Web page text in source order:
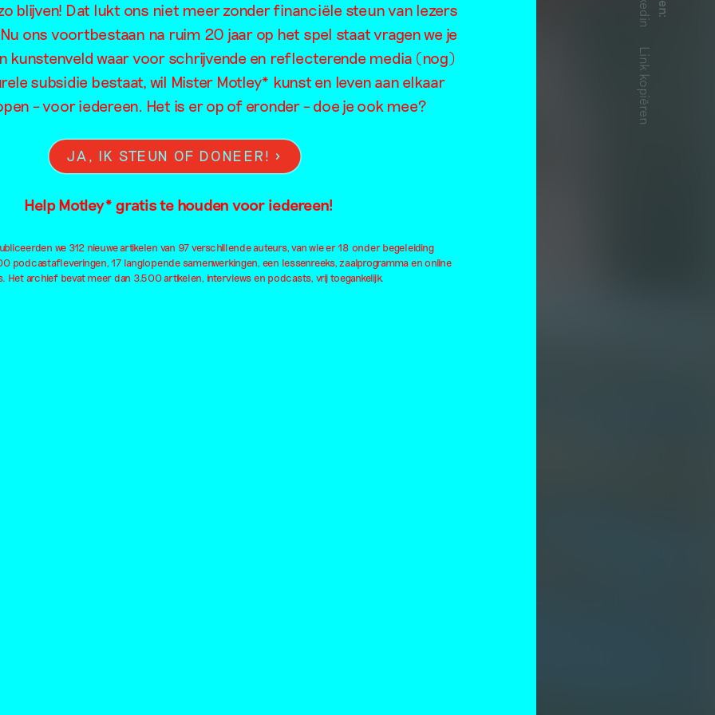
blijven! Dat lukt ons niet meer zonder financiële steun van lezers
ons voortbestaan na ruim 20 jaar op het spel staat vragen we je
kunstenveld waar voor schrijvende en reflecterende media (nog)
subsidie bestaat, wil Mister Motley* kunst en leven aan elkaar
– voor iedereen. Het is er op of eronder – doe je ook mee?
JA, IK STEUN OF DONEER!
Help Motley* gratis te houden voor iedereen!
we 312 nieuwe artikelen van 97 verschillende auteurs, van wie er 18 onder begeleiding
podcastafleveringen, 17 langlopende samenwerkingen, een lessenreeks, zaalprogramma en online
Het archief bevat meer dan 3.500 artikelen, interviews en podcasts, vrij toegankelijk.
en controle
:
Link kopiëren